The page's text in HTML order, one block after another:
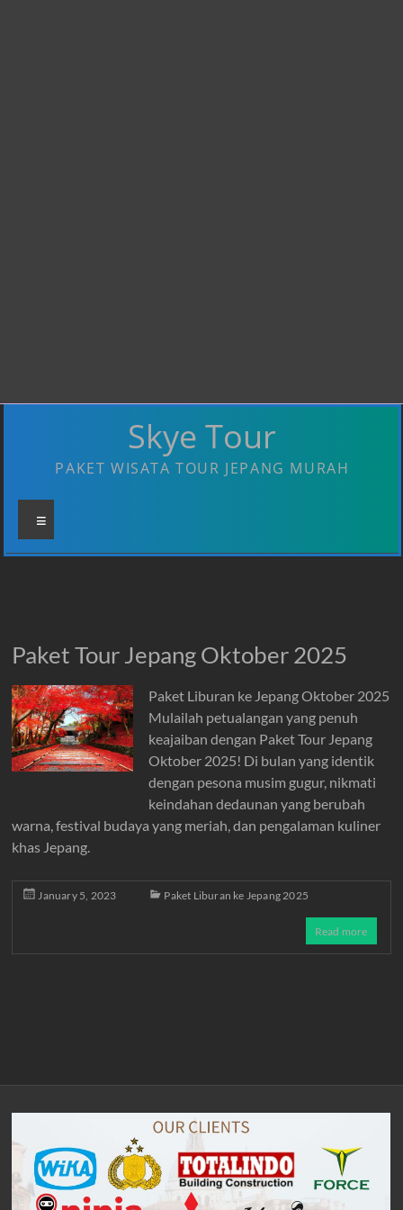
Skye Tour
PAKET WISATA TOUR JEPANG MURAH
Menu
Paket Tour Jepang Oktober 2025
Paket Liburan ke Jepang Oktober 2025
Mulailah petualangan yang penuh
keajaiban dengan Paket Tour Jepang
Oktober 2025! Di bulan yang identik
dengan pesona musim gugur, nikmati
keindahan dedaunan yang berubah
warna, festival budaya yang meriah, dan pengalaman kuliner
khas Jepang.
January 5, 2023 Paket Liburan ke Jepang 2025
Read more